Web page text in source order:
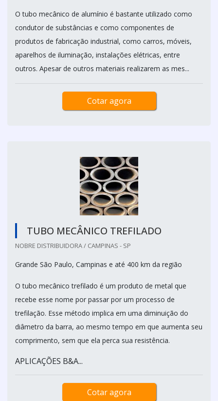
O tubo mecânico de alumínio é bastante utilizado como
condutor de substâncias e como componentes de
produtos de fabricação industrial, como carros, móveis,
aparelhos de iluminação, instalações elétricas, entre
outros. Apesar de outros materiais realizarem as mes...
Cotar agora
TUBO MECÂNICO TREFILADO
NOBRE DISTRIBUIDORA / CAMPINAS - SP
Grande São Paulo, Campinas e até 400 km da região
O tubo mecânico trefilado é um produto de metal que
recebe esse nome por passar por um processo de
trefilação. Esse método implica em uma diminuição do
diâmetro da barra, ao mesmo tempo em que aumenta seu
comprimento, sem que ela perca sua resistência.
APLICAÇÕES B&A...
Cotar agora